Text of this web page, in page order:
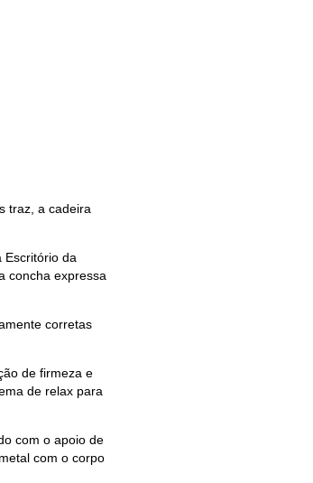
traz, a cadeira
Escritório da
concha expressa
corretas
de firmeza e
de relax para
com o apoio de
com o corpo